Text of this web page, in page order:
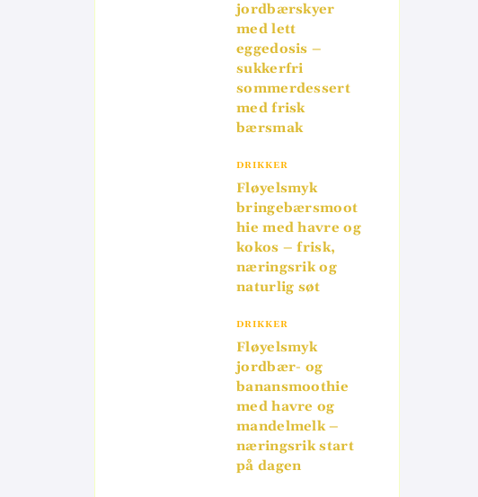
jordbærskyer
med lett
eggedosis –
sukkerfri
sommerdessert
med frisk
bærsmak
DRIKKER
Fløyelsmyk
bringebærsmoot
hie med havre og
kokos – frisk,
næringsrik og
naturlig søt
DRIKKER
Fløyelsmyk
jordbær- og
banansmoothie
med havre og
mandelmelk –
næringsrik start
på dagen